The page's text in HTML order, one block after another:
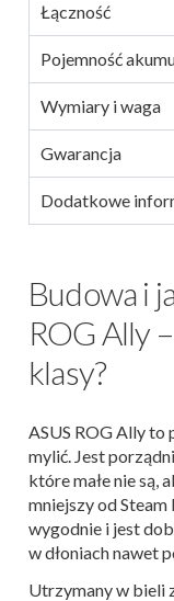
Łączność
Pojemność
Wymiary i waga
Gwarancja
Dodatkowe
Budowa i
ROG Ally
klasy?
ASUS ROG Ally to
mylić. Jest
które małe nie są,
mniejszy od
wygodnie i jest
w dłoniach nawet
Utrzymany w bieli